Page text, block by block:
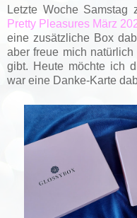
Letzte Woche Samstag
Pretty Pleasures März
eine zusätzliche Box
aber freue mich
gibt. Heute möchte ich
war eine Danke-Karte